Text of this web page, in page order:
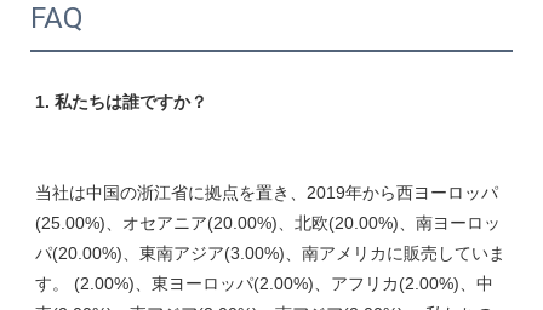
FAQ
当社は中国の浙江省に拠点を置き、2019年から西ヨーロッパ
(25.00%)、オセアニア(20.00%)、北欧(20.00%)、南ヨーロッ
パ(20.00%)、東南アジア(3.00%)、南アメリカに販売していま
す。 (2.00%)、東ヨーロッパ(2.00%)、アフリカ(2.00%)、中